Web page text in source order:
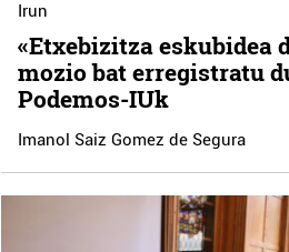
Irun
«Etxebizitza eskubidea
mozio bat erregistratu
Podemos-IUk
Imanol Saiz Gomez de Segura